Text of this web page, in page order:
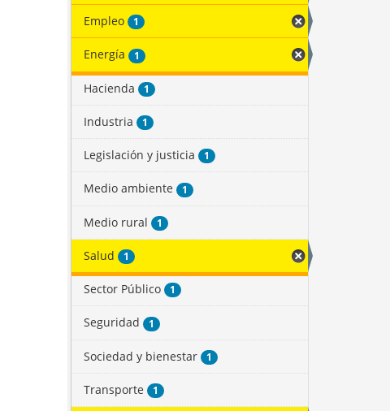
Empleo 1
Energía 1
Hacienda 1
Industria 1
Legislación y justicia 1
Medio ambiente 1
Medio rural 1
Salud 1
Sector Público 1
Seguridad 1
Sociedad y bienestar 1
Transporte 1